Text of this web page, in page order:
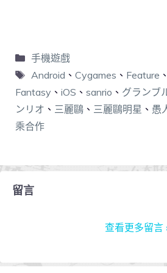
手機遊戲
Android 、 Cygames 、 Feature 、
Fantasy 、 iOS 、 sanrio 、 グランブ
ンリオ 、 三麗鷗 、 三麗鷗明星 、 愚
乘合作
留言
查看更多留言